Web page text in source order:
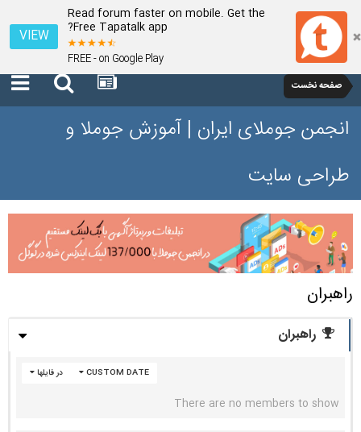
Read forum faster on mobile. Get the
Free Tapatalk app?
FREE - on Google Play
VIEW
صفحه نخست
انجمن جوملای ایران | آموزش جوملا و
طراحی سایت
راهبران
راهبران
در فایلها CUSTOM DATE
There are no members to show